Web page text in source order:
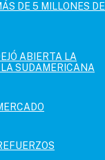
DE 5 MILLONES DE
ABIERTA LA
SUDAMERICANA